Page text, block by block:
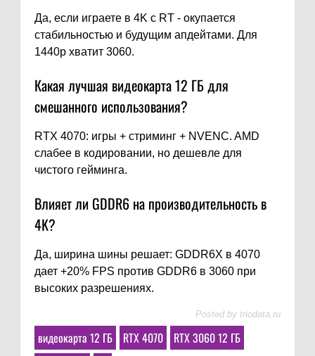
Да, если играете в 4K с RT - окупается
стабильностью и будущим апдейтами. Для
1440p хватит 3060.
Какая лучшая видеокарта 12 ГБ для
смешанного использования?
RTX 4070: игры + стриминг + NVENC. AMD
слабее в кодировании, но дешевле для
чистого гейминга.
Влияет ли GDDR6 на производительность в
4K?
Да, ширина шины решает: GDDR6X в 4070
дает +20% FPS против GDDR6 в 3060 при
высоких разрешениях.
Posted by triodata.ru
видеокарта 12 ГБ RTX 4070 RTX 3060 12 ГБ